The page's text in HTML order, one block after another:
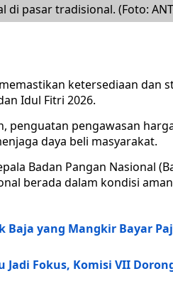
pasar tradisional. (Foto:
ketersediaan dan
Idul Fitri 2026.
penguatan pengawasan
daya beli masyarakat.
Badan Pangan Nasional
berada dalam kondisi
Baja yang Mangkir Bayar
Fokus, Komisi VII